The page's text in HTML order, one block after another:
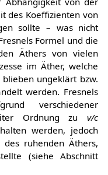
des Koeffizienten von
sollte – was nicht
Formel und die
Äthers von vielen
im Äther, welche
ungeklärt bzw.
werden. Fresnels
verschiedener
Ordnung zuv/c
werden, jedoch
ruhenden Äthers,
(siehe Abschnitt